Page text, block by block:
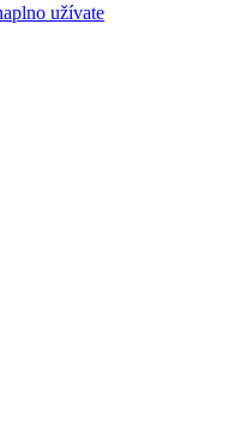
užívate